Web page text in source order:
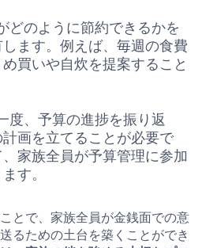
どのように節約できるかを
ます。例えば、毎週の食費
買いや自炊を提案すること
度、予算の進捗を振り返
画を立てることが必要で
家族全員が予算管理に参加
す。
とで、家族全員が金銭面での意
るための土台を築くことができ